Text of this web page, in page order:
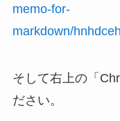
memo-for-
markdown/
そして右上の「
ださい。